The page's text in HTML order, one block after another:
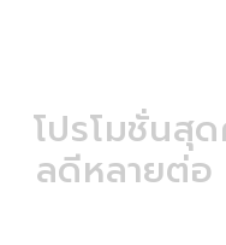
โปรโมชั่นสุ
ลดีหลายต่อ